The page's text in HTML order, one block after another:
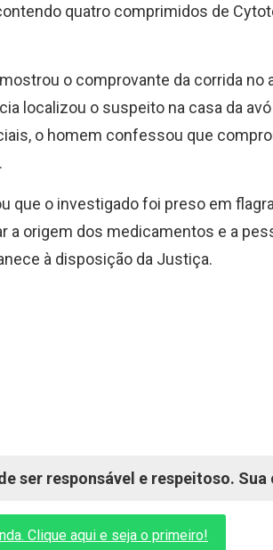
quatro comprimidos de
o comprovante da corrida no
localizou o suspeito na casa da
o homem confessou que
que o investigado foi preso em
a origem dos medicamentos e a
à disposição da Justiça.
ser responsável e respeitoso.
Clique aqui e seja o primeiro!